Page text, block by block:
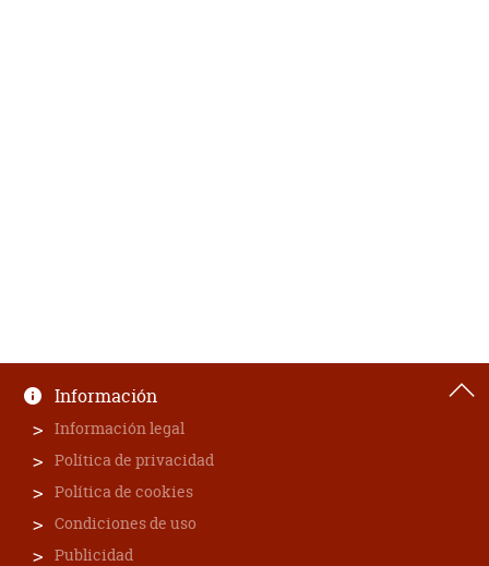
Información
Información legal
Política de privacidad
Política de cookies
Condiciones de uso
Publicidad